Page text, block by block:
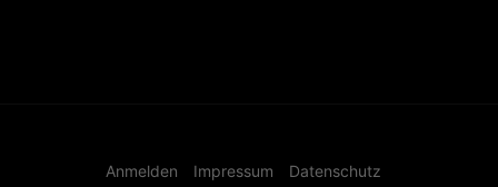
Anmelden Impressum
Datenschutz